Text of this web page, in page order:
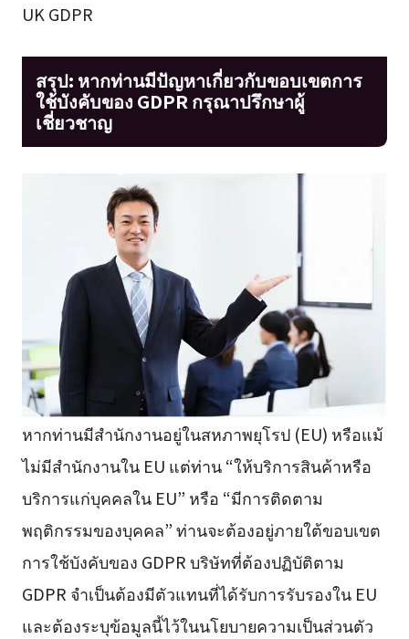
UK GDPR
สรุป: หากท่านมีปัญหาเกี่ยวกับขอบเขตการ
ใช้บังคับของ GDPR กรุณาปรึกษาผู้
เชี่ยวชาญ
หากท่านมีสำนักงานอยู่ในสหภาพยุโรป (EU) หรือแม้
ไม่มีสำนักงานใน EU แต่ท่าน “ให้บริการสินค้าหรือ
บริการแก่บุคคลใน EU” หรือ “มีการติดตาม
พฤติกรรมของบุคคล” ท่านจะต้องอยู่ภายใต้ขอบเขต
การใช้บังคับของ GDPR บริษัทที่ต้องปฏิบัติตาม
GDPR จำเป็นต้องมีตัวแทนที่ได้รับการรับรองใน EU
และต้องระบุข้อมูลนี้ไว้ในนโยบายความเป็นส่วนตัว